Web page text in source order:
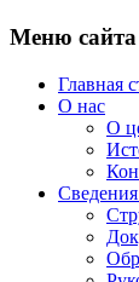
Меню сайта
Главная
О нас
О